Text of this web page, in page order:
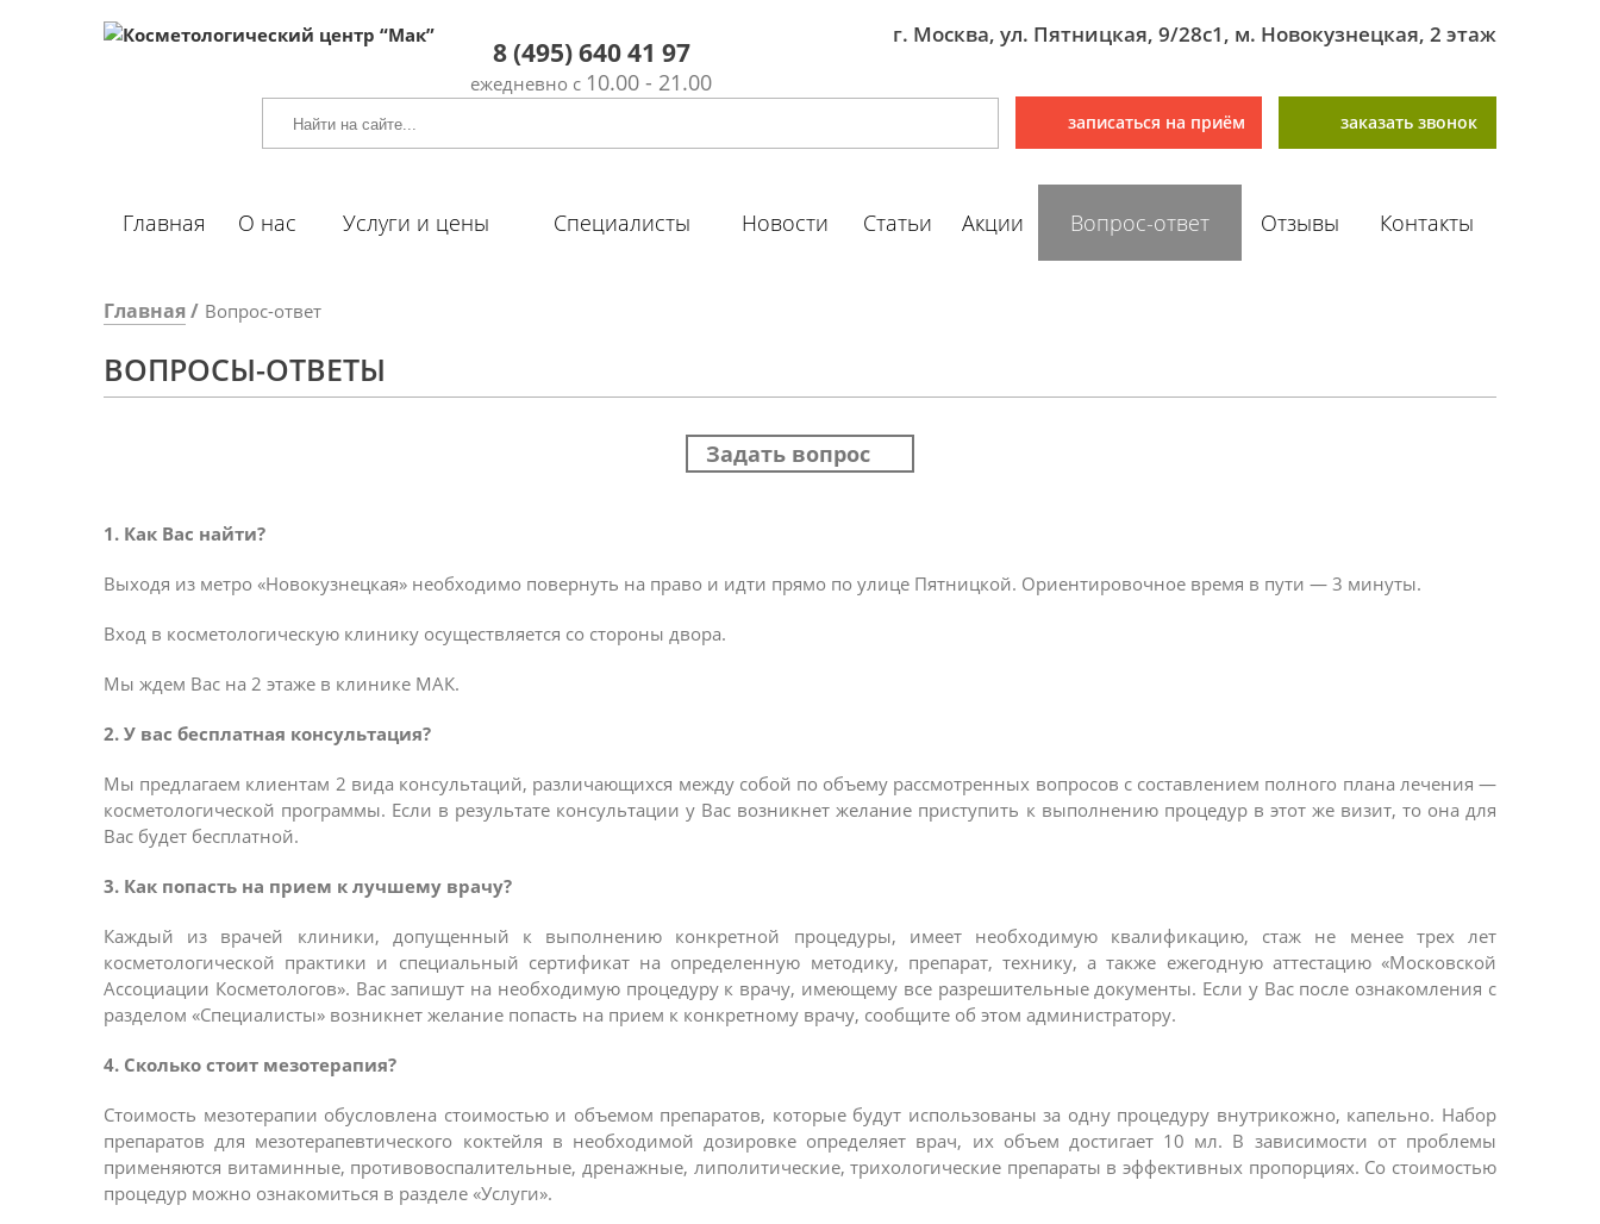
8 (495) 640 41 97
ежедневно с 10.00 - 21.00
г. Москва, ул. Пятницкая, 9/28с1, м. Новокузнецкая, 2 этаж
записаться на приём заказать звонок
Главная О нас Услуги и цены Специалисты Новости Статьи Акции Вопрос-ответ Отзывы Контакты
Главная Вопрос-ответ
ВОПРОСЫ-ОТВЕТЫ
Задать вопрос
1. Как Вас найти?
Выходя из метро «Новокузнецкая» необходимо повернуть на право и идти прямо по улице Пятницкой. Ориентировочное время в пути — 3 минуты.
Вход в косметологическую клинику осуществляется со стороны двора.
Мы ждем Вас на 2 этаже в клинике МАК.
2. У вас бесплатная консультация?
Мы предлагаем клиентам 2 вида консультаций, различающихся между собой по объему рассмотренных вопросов с составлением полного плана лечения —
косметологической программы. Если в результате консультации у Вас возникнет желание приступить к выполнению процедур в этот же визит, то она для
Вас будет бесплатной.
3. Как попасть на прием к лучшему врачу?
Каждый из врачей клиники, допущенный к выполнению конкретной процедуры, имеет необходимую квалификацию, стаж не менее трех лет
косметологической практики и специальный сертификат на определенную методику, препарат, технику, а также ежегодную аттестацию «Московской
Ассоциации Косметологов». Вас запишут на необходимую процедуру к врачу, имеющему все разрешительные документы. Если у Вас после ознакомления с
разделом «Специалисты» возникнет желание попасть на прием к конкретному врачу, сообщите об этом администратору.
4. Сколько стоит мезотерапия?
Стоимость мезотерапии обусловлена стоимостью и объемом препаратов, которые будут использованы за одну процедуру внутрикожно, капельно. Набор
препаратов для мезотерапевтического коктейля в необходимой дозировке определяет врач, их объем достигает 10 мл. В зависимости от проблемы
применяются витаминные, противовоспалительные, дренажные, липолитические, трихологические препараты в эффективных пропорциях. Со стоимостью
процедур можно ознакомиться в разделе «Услуги».